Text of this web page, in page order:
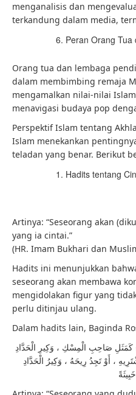
menganalisis dan
terkandung dalam media,
Peran Orang Tua
Orang tua dan lembaga
dalam membimbing remaja
mengamalkan nilai-nilai
menavigasi budaya pop
Perspektif Islam tentang
Islam menekankan
teladan yang benar. Berikut
Hadits tentang
Artinya: “Seseorang akan
yang ia cintai.”
(HR. Imam Bukhari dan
Hadits ini menunjukkan
seseorang akan membawa
mengidolakan figur yang
perlu ditinjau ulang.
Dalam hadits lain, Baginda
كَمَثَلِ صَاحِبِ الْمِسْكِ ، وَكِيرِ الْحَدَّادِ
، أَوْ تَجِدُ رِيحَهُ ، وَكِيرُ الْحَدَّادِ